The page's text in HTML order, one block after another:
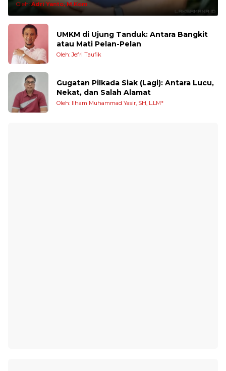
Oleh:Adri Yanto, M.Kom
UMKM di Ujung Tanduk: Antara Bangkit
atau Mati Pelan-Pelan
Oleh: Jefri Taufik
Gugatan Pilkada Siak (Lagi): Antara Lucu,
Nekat, dan Salah Alamat
Oleh: Ilham Muhammad Yasir, SH, L.LM*